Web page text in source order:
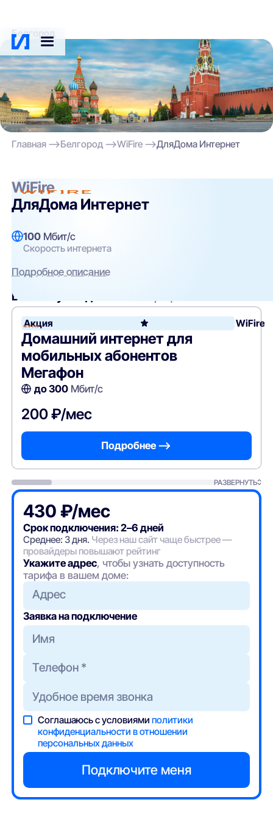
Белгород
Главная Белгород WiFire ДляДома Интернет
WiFire
ДляДома Интернет
100 Мбит/с
Скорость интернета
Подробное описание
Вам могут подойти
Акция WiFire
Домашний интернет для
мобильных абонентов
Мегафон
до 300Мбит/с
200 ₽/мес
Подробнее —>
РАЗВЕРНУТЬ
430 ₽/мес
Срок подключения: 2–6 дней
Среднее: 3 дня. Через наш сайт чаще быстрее —
провайдеры повышают рейтинг
Укажите адрес, чтобы узнать доступность
тарифа в вашем доме:
Адрес
Заявка на подключение
Соглашаюсь с условиямиполитики
конфиденциальности в отношении
персональных данных